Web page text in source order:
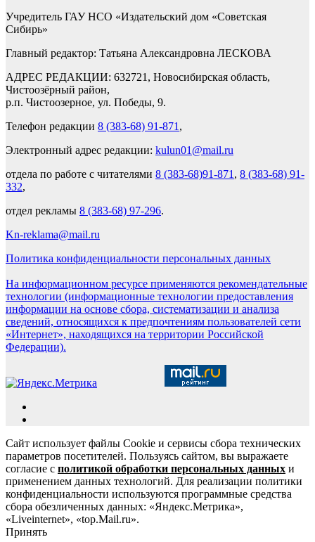
Учредитель ГАУ НСО «Издательский дом «Советская
Сибирь»
Главный редактор: Татьяна Александровна ЛЕСКОВА
АДРЕС РЕДАКЦИИ: 632721, Новосибирская область,
Чистоозёрный район,
р.п. Чистоозерное, ул. Победы, 9.
Телефон редакции 8 (383-68) 91-871 ,
Электронный адрес редакции: kulun01@mail.ru
отдела по работе с читателями 8 (383-68)91-871 , 8 (383-68) 91-
332,
отдел рекламы 8 (383-68) 97-296.
Kn-reklama@mail.ru
Политика конфиденциальности персональных данных
На информационном ресурсе применяются рекомендательные
технологии (информационные технологии предоставления
информации на основе сбора, систематизации и анализа
сведений, относящихся к предпочтениям пользователей сети
«Интернет», находящихся на территории Российской
Федерации).
Сайт использует файлы Cookie и сервисы сбора технических
параметров посетителей. Пользуясь сайтом, вы выражаете
согласие с политикой обработки персональных данных и
применением данных технологий. Для реализации политики
конфиденциальности используются программные средства
сбора обезличенных данных: «Яндекс.Метрика»,
«Liveinternet», «top.Mail.ru».
Принять